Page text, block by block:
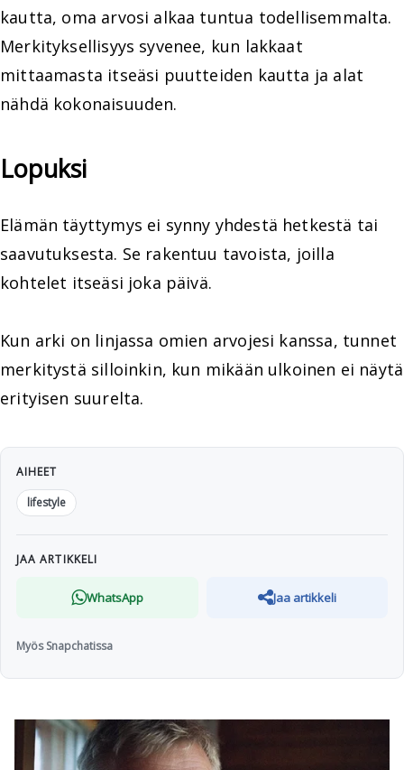
kautta, oma arvosi alkaa tuntua todellisemmalta.
Merkityksellisyys syvenee, kun lakkaat
mittaamasta itseäsi puutteiden kautta ja alat
nähdä kokonaisuuden.
Lopuksi
Elämän täyttymys ei synny yhdestä hetkestä tai
saavutuksesta. Se rakentuu tavoista, joilla
kohtelet itseäsi joka päivä.
Kun arki on linjassa omien arvojesi kanssa, tunnet
merkitystä silloinkin, kun mikään ulkoinen ei näytä
erityisen suurelta.
AIHEET
lifestyle
JAA ARTIKKELI
WhatsApp Jaa artikkeli
Myös Snapchatissa